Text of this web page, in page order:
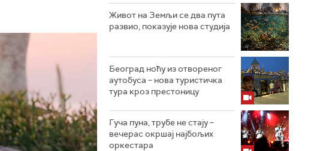
Живот на Земљи се два пута
развио, показује нова студија
Београд ноћу из отвореног
аутобуса – нова туристичка
тура кроз престоницу
Гуча пуна, трубе не стају –
вечерас окршај најбољих
оркестара